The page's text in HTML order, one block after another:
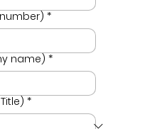
*
name) *
*